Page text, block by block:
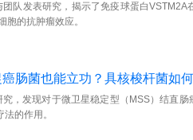
队发表研究，揭示了免疫球蛋白
胞的抗肿瘤效应。
肠菌也能立功？具核梭杆菌如
，发现对于微卫星稳定型（MSS）结直
的作用。